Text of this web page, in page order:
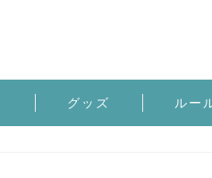
グッズ ルー